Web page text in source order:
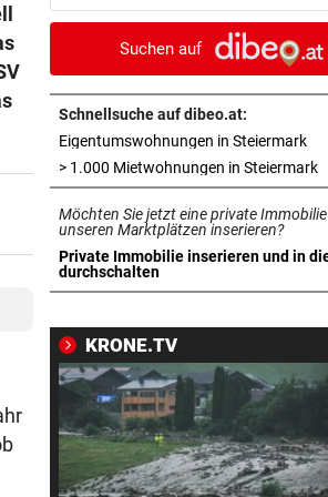
Dirndl-Kollektion
vor 14
Ein Sieg des Antisemitismus
AUF BURG TAGGENBRUNN vor 14
„Totale Eskalation“ mit
Star Sascha Huber
WETTLAUF IN EUROPA
Wann kommen die Robotaxis
nach Österreich?
MEGA-PROJEKT WACKELT
„Im Ausland rollen sie uns
roten Teppich aus“
LIVE IN DER METASTADT vor 5
Wincent Weiss: Fanliebe
Suchen auf
Schnellsuche auf dibeo.at:
Eigentumswohnungen in Steiermarkin
> 1.000 Mietwohnungen in Steiermark
Möchten Sie jetzt eine private
unseren Marktplätzen inserieren?
Private Immobilie inserieren und in
durchschalten
in neuem Tab öffnen
KRONE.TV